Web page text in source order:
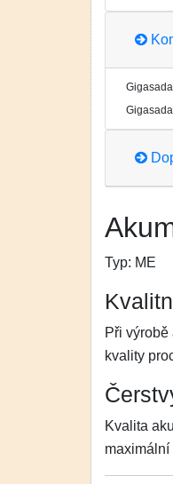
Typ: ME
Při
kvality
Kvalita
maximální